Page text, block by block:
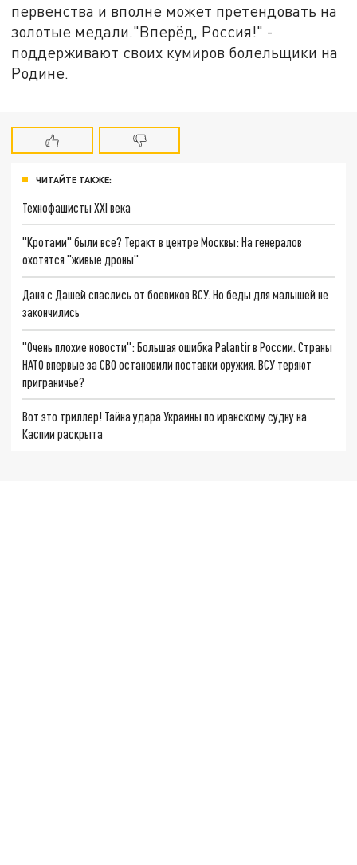
первенства и вполне может претендовать на
золотые медали."Вперёд, Россия!" -
поддерживают своих кумиров болельщики на
Родине.
ЧИТАЙТЕ ТАКЖЕ:
Технофашисты XXI века
"Кротами" были все? Теракт в центре Москвы: На генералов
охотятся "живые дроны"
Даня с Дашей спаслись от боевиков ВСУ. Но беды для малышей не
закончились
"Очень плохие новости": Большая ошибка Palantir в России. Страны
НАТО впервые за СВО остановили поставки оружия. ВСУ теряют
приграничье?
Вот это триллер! Тайна удара Украины по иранскому судну на
Каспии раскрыта